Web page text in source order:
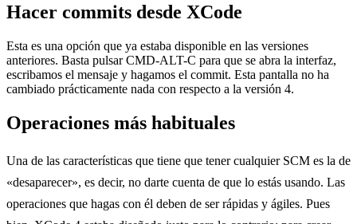
Hacer commits desde XCode
Esta es una opción que ya estaba disponible en las versiones
anteriores. Basta pulsar CMD-ALT-C para que se abra la interfaz,
escribamos el mensaje y hagamos el commit. Esta pantalla no ha
cambiado prácticamente nada con respecto a la versión 4.
Operaciones más habituales
Una de las características que tiene que tener cualquier SCM es la de
«desaparecer», es decir, no darte cuenta de que lo estás usando. Las
operaciones que hagas con él deben de ser rápidas y ágiles. Pues